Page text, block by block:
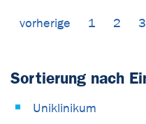
vorherige 1 2 3
Sortierung nach
Uniklinikum